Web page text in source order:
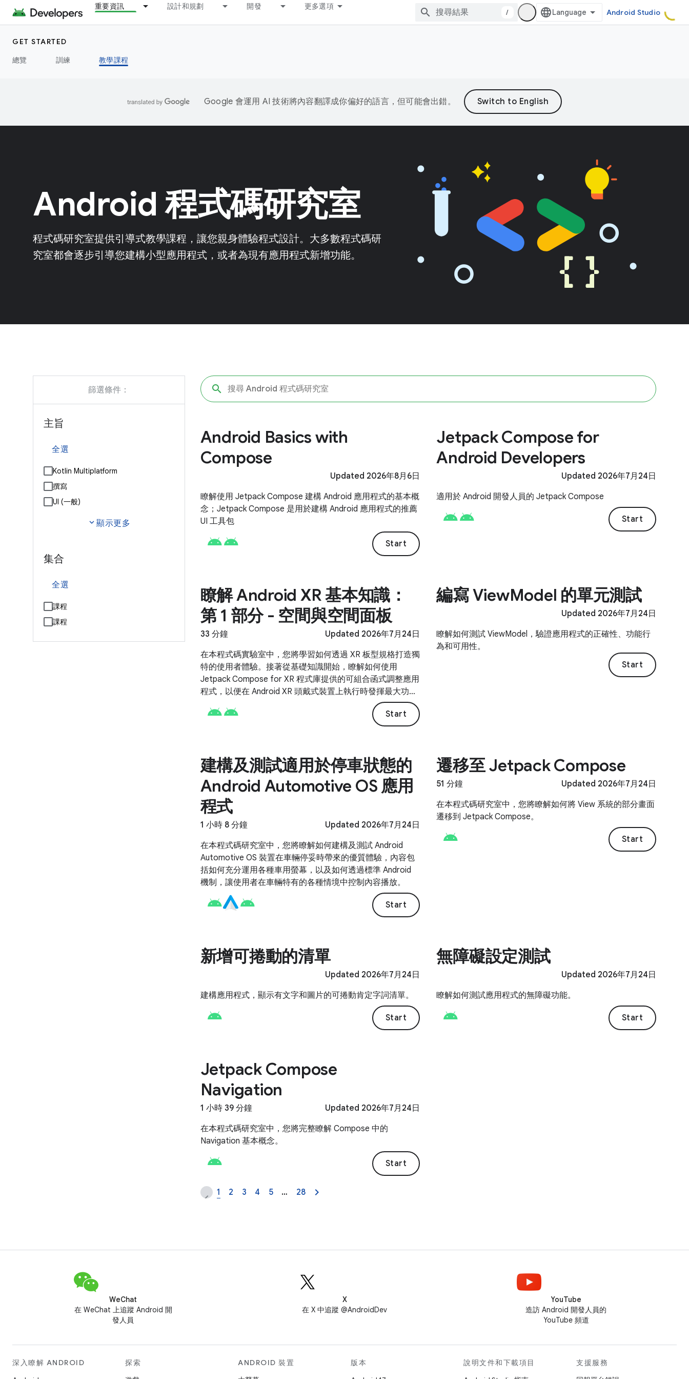
重要資訊 設計和規劃 開發 更多選項
/ Android Studio
GET STARTED
總覽
訓練 教學課程
Google 會運用 AI 技術將內容翻譯成你偏好的語言，但可能會出錯。
Android 程式碼研究室
程式碼研究室提供引導式教學課程，讓您親身體驗程式設計。大多數程式碼研
究室都會逐步引導您建構小型應用程式，或者為現有應用程式新增功能。
篩選條件：
主旨
全選
Kotlin Multiplatform
撰寫
UI (一般)
expand_more顯示更多
集合
全選
課程
課程
Android Basics with
Compose
Updated 2026年8月6日
瞭解使用 Jetpack Compose 建構 Android 應用程式的基本概
念；Jetpack Compose 是用於建構 Android 應用程式的推薦
UI 工具包
Start
Jetpack Compose for
Android Developers
Updated 2026年7月24日
適用於 Android 開發人員的 Jetpack Compose
Start
瞭解 Android XR 基本知識：
第 1 部分 - 空間與空間面板
33 分鐘
Updated 2026年7月24日
在本程式碼實驗室中，您將學習如何透過 XR 板型規格打造獨
特的使用者體驗。接著從基礎知識開始，瞭解如何使用
Jetpack Compose for XR 程式庫提供的可組合函式調整應用
程式，以便在 Android XR 頭戴式裝置上執行時發揮最大功
Start
編寫 ViewModel 的單元測試
Updated 2026年7月24日
瞭解如何測試 ViewModel，驗證應用程式的正確性、功能行
為和可用性。
Start
建構及測試適用於停車狀態的
Android Automotive OS 應用
程式
1 小時 8 分鐘
Updated 2026年7月24日
在本程式碼研究室中，您將瞭解如何建構及測試 Android
Automotive OS 裝置在車輛停妥時帶來的優質體驗，內容包
括如何充分運用各種車用螢幕，以及如何透過標準 Android
機制，讓使用者在車輛特有的各種情境中控制內容播放。
Start
遷移至 Jetpack Compose
51 分鐘
Updated 2026年7月24日
在本程式碼研究室中，您將瞭解如何將 View 系統的部分畫面
遷移到 Jetpack Compose。
Start
新增可捲動的清單
Updated 2026年7月24日
建構應用程式，顯示有文字和圖片的可捲動肯定字詞清單。
Start
無障礙設定測試
Updated 2026年7月24日
瞭解如何測試應用程式的無障礙功能。
Start
Jetpack Compose
Navigation
1 小時 39 分鐘
Updated 2026年7月24日
在本程式碼研究室中，您將完整瞭解 Compose 中的
Navigation 基本概念。
Start
1 2 3 4 5 … 28
WeChat
在 WeChat 上追蹤 Android 開
發人員
X
在 X 中追蹤 @AndroidDev
YouTube
造訪 Android 開發人員的
YouTube 頻道
深入瞭解 ANDROID
探索
ANDROID 裝置
版本
說明文件和下載項目
支援服務